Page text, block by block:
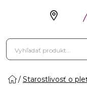
Starostlivosť o